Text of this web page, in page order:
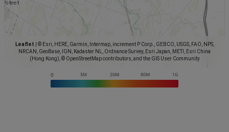
Leaflet
© Esri, HERE, Garmin, Intermap, increment P Corp., GEBCO, USGS, FAO, NPS,
NRCAN, GeoBase, IGN, Kadaster NL, Ordnance Survey, Esri Japan, METI, Esri China
(Hong Kong), © OpenStreetMap contributors, and the GIS User Community